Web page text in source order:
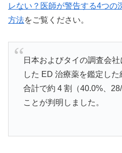
レない？医師が警告する4つの
方法をご覧ください。
日本およびタイの調査会
した ED 治療薬を鑑定し
合計で約 4 割（40.0%、
ことが判明しました。